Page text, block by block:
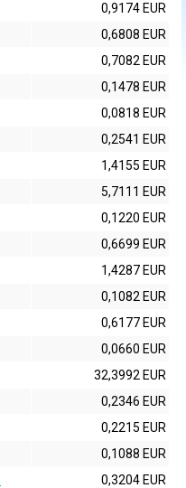
0,9174 EUR
0,6808 EUR
0,7082 EUR
0,1478 EUR
0,0818 EUR
0,2541 EUR
1,4155 EUR
5,7111 EUR
0,1220 EUR
0,6699 EUR
1,4287 EUR
0,1082 EUR
0,6177 EUR
0,0660 EUR
32,3992 EUR
0,2346 EUR
0,2215 EUR
0,1088 EUR
0,3204 EUR